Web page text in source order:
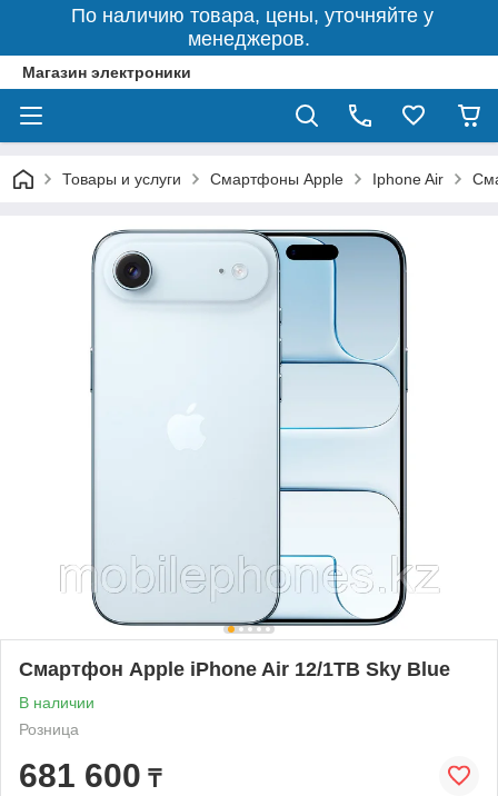
По наличию товара, цены, уточняйте у
менеджеров.
Магазин электроники
Товары и услуги Смартфоны Apple Iphone Air
Смартфон Apple iPhone Air 12/1TB Sky Blue
В наличии
Розница
681 600 ₸